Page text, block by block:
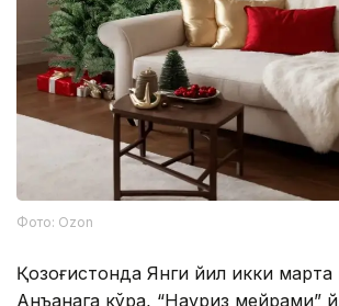
Фото: Ozon
Қозоғистонда Янги йил икки
Анъанага кўра, “Науриз мейрами”